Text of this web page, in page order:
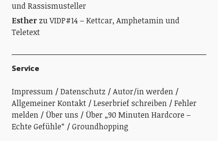
und Rassismusteller
EstherzuVIDP#14 – Kettcar, Amphetamin und
Teletext
Service
Impressum Datenschutz
Autor/in werden
Allgemeiner Kontakt
Leserbrief schreiben
Fehler
melden
Über uns
Über „90 Minuten Hardcore –
Echte Gefühle“
Groundhopping